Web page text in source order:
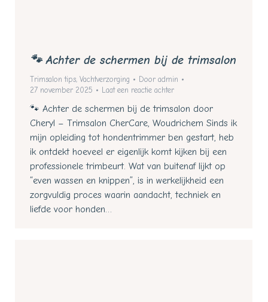
🐾 Achter de schermen bij de trimsalon
Trimsalon tips, Vachtverzorging Door admin
27 november 2025
Laat een reactie achter
🐾 Achter de schermen bij de trimsalon door
Cheryl – Trimsalon CherCare, Woudrichem Sinds ik
mijn opleiding tot hondentrimmer ben gestart, heb
ik ontdekt hoeveel er eigenlijk komt kijken bij een
professionele trimbeurt. Wat van buitenaf lijkt op
“even wassen en knippen”, is in werkelijkheid een
zorgvuldig proces waarin aandacht, techniek en
liefde voor honden…